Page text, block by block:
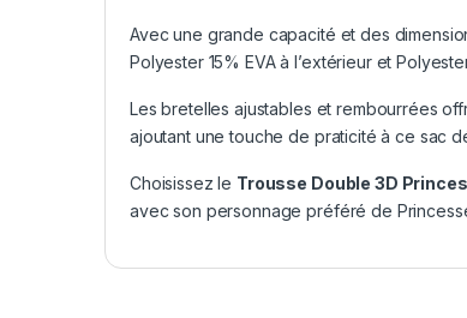
Avec une grande capacité et des
Polyester 15% EVA à l’extérieur et
Les bretelles ajustables et rembourrées
ajoutant une touche de praticité à ce sac
Choisissez le Trousse Double 3D
avec son personnage préféré de